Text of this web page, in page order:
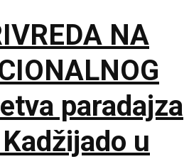
NA
paradajza
u